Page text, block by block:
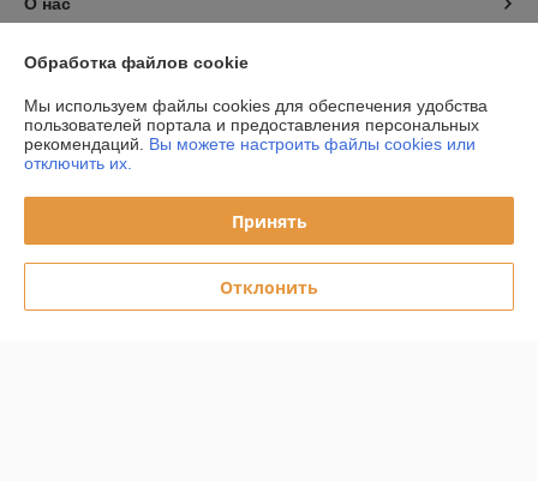
О нас
Контакты
Доставка и оплата
График работы
Политика обработки cookies
Обработка файлов cookie
Мы используем файлы cookies для обеспечения удобства
пользователей портала и предоставления персональных
рекомендаций. Вы можете настроить файлы cookies или
отключить их.
Принять
Отклонить